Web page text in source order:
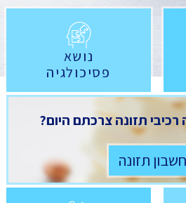
נושא
פסיכולגיה
רכיבי תזונה צרכתם היום?
תזונה